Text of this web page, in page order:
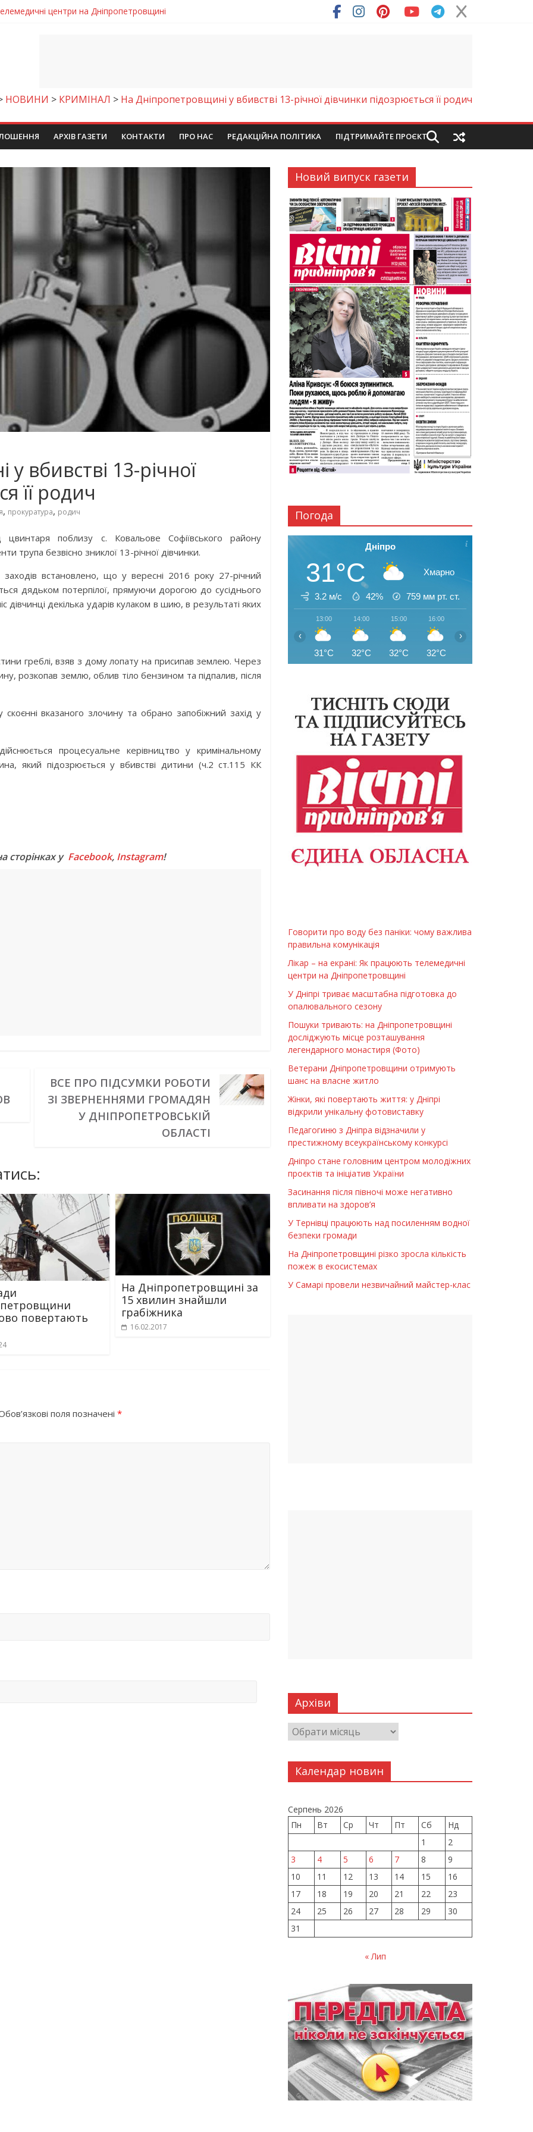
центри на Дніпропетровщині
досліджують місце розташування легендарного монастиря (Фото)
шанс на власне житло
важлива правильна комунікація
НОВИНИ > КРИМІНАЛ > На Дніпропетровщині у вбивстві 13-річної дівчинки підозрюється її родич
АРХІВ ГАЗЕТИ КОНТАКТИ ПРО НАС РЕДАКЦІЙНА ПОЛІТИКА ПІДТРИМАЙТЕ ПРОЄКТ
вбивстві 13-річної
її родич
, прокуратура, родич
поблизу с. Ковальове Софіївського району
трупа безвісно зниклої 13-річної дівчинки.
встановлено, що у вересні 2016 року 27-річний
дядьком потерпілої, прямуючи дорогою до сусіднього
дівчинці декілька ударів кулаком в шию, в результаті яких
греблі, взяв з дому лопату на присипав землею. Через
розкопав землю, облив тіло бензином та підпалив, після
скоєнні вказаного злочину та обрано запобіжний захід у
процесуальне керівництво у кримінальному
який підозрюється у вбивстві дитини (ч.2 ст.115 КК
сторінках у Facebook, Instagram!
ВСЕ ПРО ПІДСУМКИ РОБОТИ
ЗІ ЗВЕРНЕННЯМИ ГРОМАДЯН
У ДНІПРОПЕТРОВСЬКІЙ
ОБЛАСТІ
повертають
На Дніпропетровщині за
15 хвилин знайшли
грабіжника
16.02.2017
поля позначені *
Новий випуск газети
Погода
Дніпро
31°C Хмарно
3.2 м/с 42% 759 мм рт. ст.
13:00
31°C
14:00
32°C
15:00
32°C
16:00
32°C
‹ ›
Говорити про воду без паніки: чому важлива
правильна комунікація
Лікар – на екрані: Як працюють телемедичні
центри на Дніпропетровщині
У Дніпрі триває масштабна підготовка до
опалювального сезону
Пошуки тривають: на Дніпропетровщині
досліджують місце розташування
легендарного монастиря (Фото)
Ветерани Дніпропетровщини отримують
шанс на власне житло
Жінки, які повертають життя: у Дніпрі
відкрили унікальну фотовиставку
Педагогиню з Дніпра відзначили у
престижному всеукраїнському конкурсі
Дніпро стане головним центром молодіжних
проєктів та ініціатив України
Засинання після півночі може негативно
впливати на здоров’я
У Тернівці працюють над посиленням водної
безпеки громади
На Дніпропетровщині різко зросла кількість
пожеж в екосистемах
У Самарі провели незвичайний майстер-клас
Архіви
Календар новин
Серпень 2026
Пн
Вт Ср Чт Пт Сб
Нд
1
2
3
4 5 6 7 8
9
10
11 12 13 14 15
16
17
18 19 20 21 22
23
24
25 26 27 28 29
30
31
« Лип